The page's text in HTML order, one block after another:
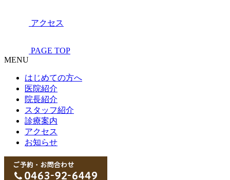
アクセス
PAGE TOP
MENU
はじめての方へ
医院紹介
院長紹介
スタッフ紹介
診療案内
アクセス
お知らせ